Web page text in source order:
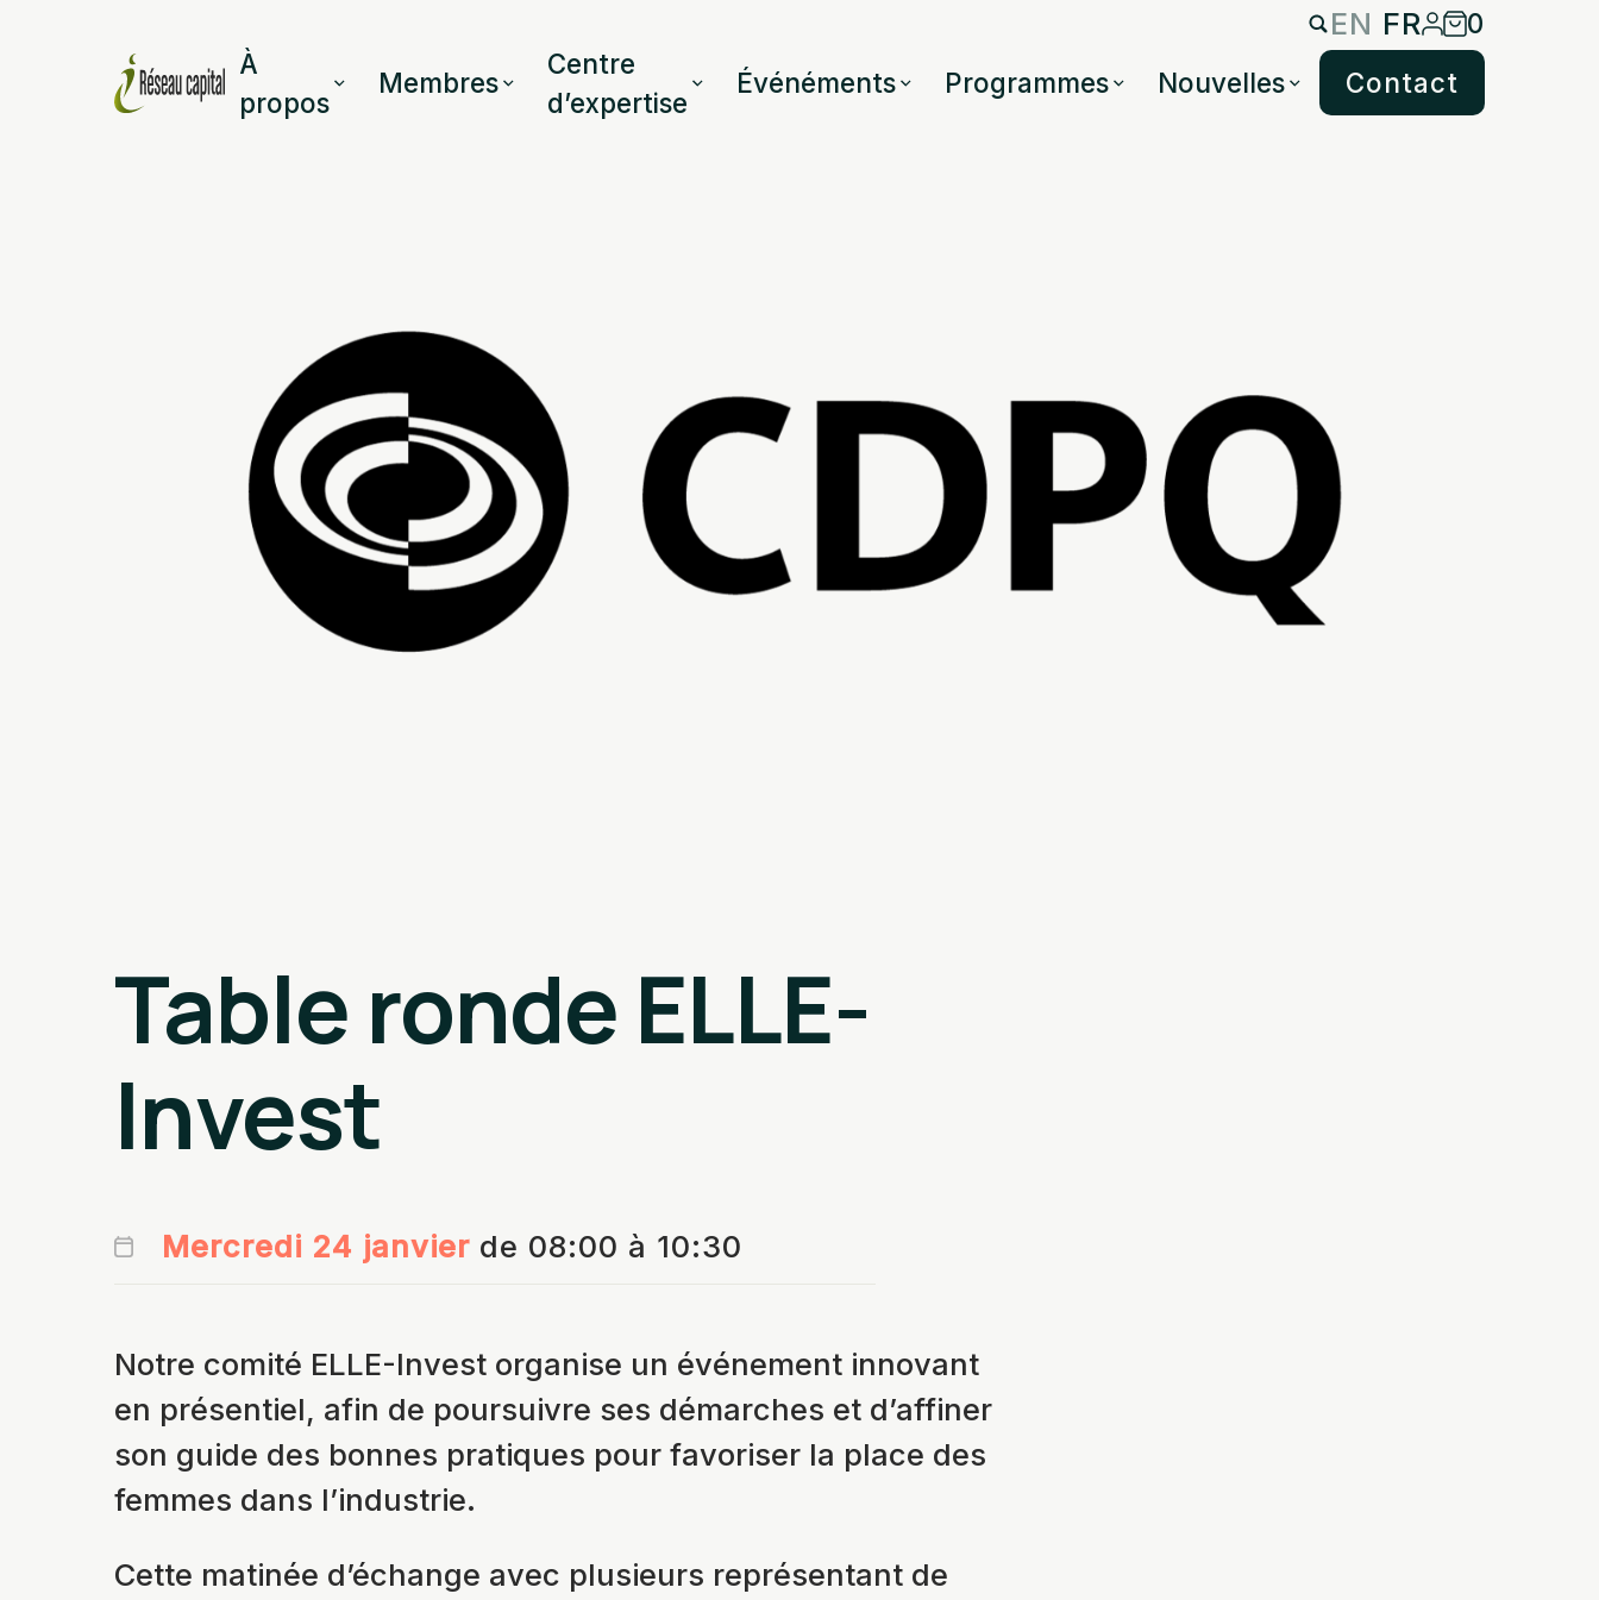
EN FR
0
À
propos
Membres
Centre
d’expertise
Événéments Programmes Nouvelles Contact
Table ronde ELLE-
Invest
Mercredi 24 janvierde 08:00 à 10:30
Notre comité ELLE-Invest organise un événement innovant
en présentiel, afin de poursuivre ses démarches et d’affiner
son guide des bonnes pratiques pour favoriser la place des
femmes dans l’industrie.
Cette matinée d’échange avec plusieurs représentant de